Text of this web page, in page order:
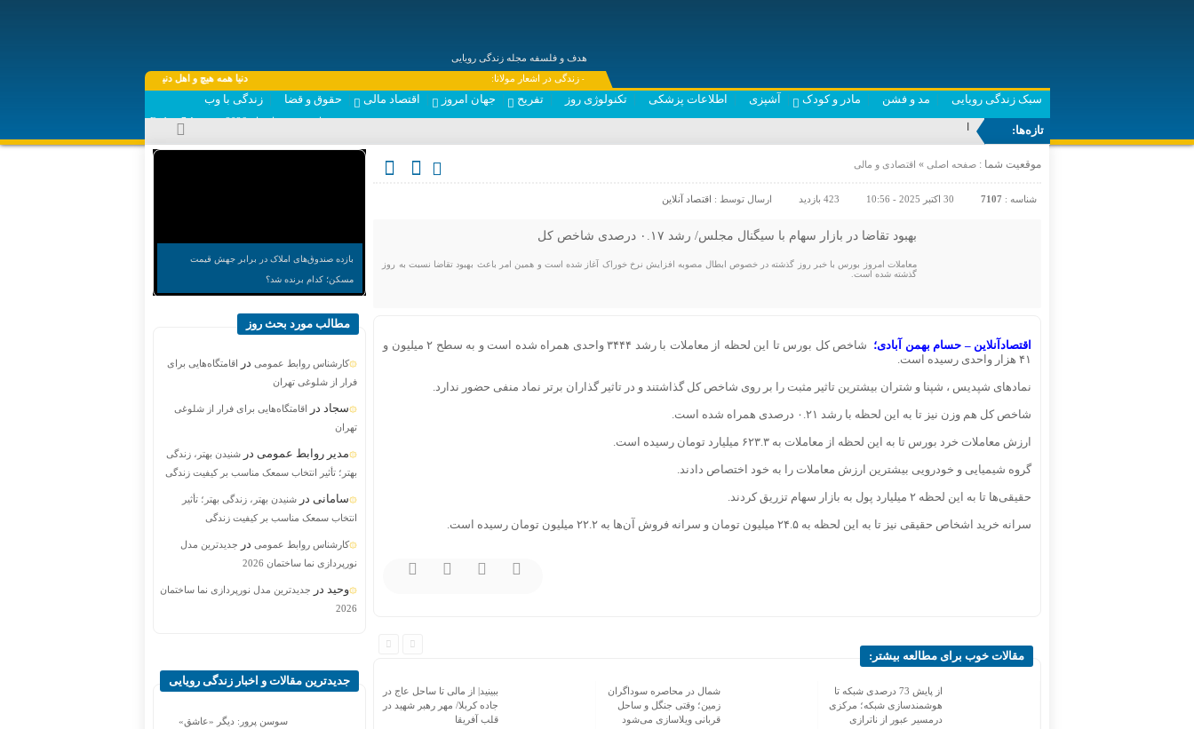
هدف و فلسفه مجله زندگی رویایی
---- زندگی در اشعار مولانا:
دنیا همه هیچ و اهل دنیا همه هیچ ، ‌ای هیچ برای هیچ بر هیچ مپیچ
سبک زندگی رویایی مد و فشن مادر و کودک آشپزی اطلاعات پزشکی تکنولوژی روز تفریح جهان امروز اقتصاد مالی حقوق و قضا زندگی با وب
جمعه, ۱۶ مرداد , ۱۴۰۵ برابر با - Friday, 7 August , 2026
تازه‌ها:
موقعیت شما : صفحه اصلی » اقتصادی و مالی
شناسه : 7107 30 اکتبر 2025 - 10:56 423 بازدید ارسال توسط : اقتصاد آنلاین
بهبود تقاضا در بازار سهام با سیگنال مجلس/ رشد ۰.۱۷ درصدی شاخص کل
معاملات امروز بورس با خبر روز گذشته در خصوص ابطال مصوبه افزایش نرخ خوراک آغاز شده است و همین امر باعث بهبود تقاضا نسبت به روز
گذشته شده است.
اقتصادآنلاین – حسام بهمن آبادی؛
شاخص کل بورس تا این لحظه از معاملات با رشد ۳۴۴۴ واحدی همراه شده است و به سطح ۲ میلیون و
۴۱ هزار واحدی رسیده است.
نمادهای شپدیس ، شپنا و شتران بیشترین تاثیر مثبت را بر روی شاخص کل گذاشتند و در تاثیر گذاران برتر نماد منفی حضور ندارد.
شاخص کل هم وزن نیز تا به این لحظه با رشد ۰.۲۱ درصدی همراه شده است.
ارزش معاملات خرد بورس تا به این لحظه از معاملات به ۶۲۳.۳ میلیارد تومان رسیده است.
گروه شیمیایی و خودرویی بیشترین ارزش معاملات را به خود اختصاص دادند.
حقیقی‌ها تا به این لحظه ۲ میلیارد پول به بازار سهام تزریق کردند.
سرانه خرید اشخاص حقیقی نیز تا به این لحظه به ۲۴.۵ میلیون تومان و سرانه فروش آن‌ها به ۲۲.۲ میلیون تومان رسیده است.
مقالات خوب برای مطالعه بیشتر:
ببینید| از مالی تا ساحل عاج در
جاده کربلا/ مهر رهبر شهید در
قلب آفریقا
شمال در محاصره سوداگران
زمین؛ وقتی جنگل و ساحل
قربانی ویلاسازی می‌شود
از پایش 73 درصدی شبکه تا
هوشمندسازی شبکه؛ مرکزی
درمسیر عبور از ناترازی
بازده صندوق‌های املاک در برابر جهش قیمت
مسکن؛ کدام برنده شد؟
مطالب مورد بحث روز
کارشناس روابط عمومی در
اقامتگاه‌هایی برای
فرار از شلوغی تهران
سجاد در
اقامتگاه‌هایی برای فرار از شلوغی
تهران
مدیر روابط عمومی در شنیدن بهتر، زندگی
بهتر؛ تأثیر انتخاب سمعک مناسب بر کیفیت زندگی
سامانی در شنیدن بهتر، زندگی بهتر؛ تأثیر
انتخاب سمعک مناسب بر کیفیت زندگی
کارشناس روابط عمومی در
جدیدترین مدل
نورپردازی نما ساختمان 2026
وحید در
جدیدترین مدل نورپردازی نما ساختمان
2026
جدیدترین مقالات و اخبار زندگی رویایی
سوسن پرور: دیگر «عاشق»